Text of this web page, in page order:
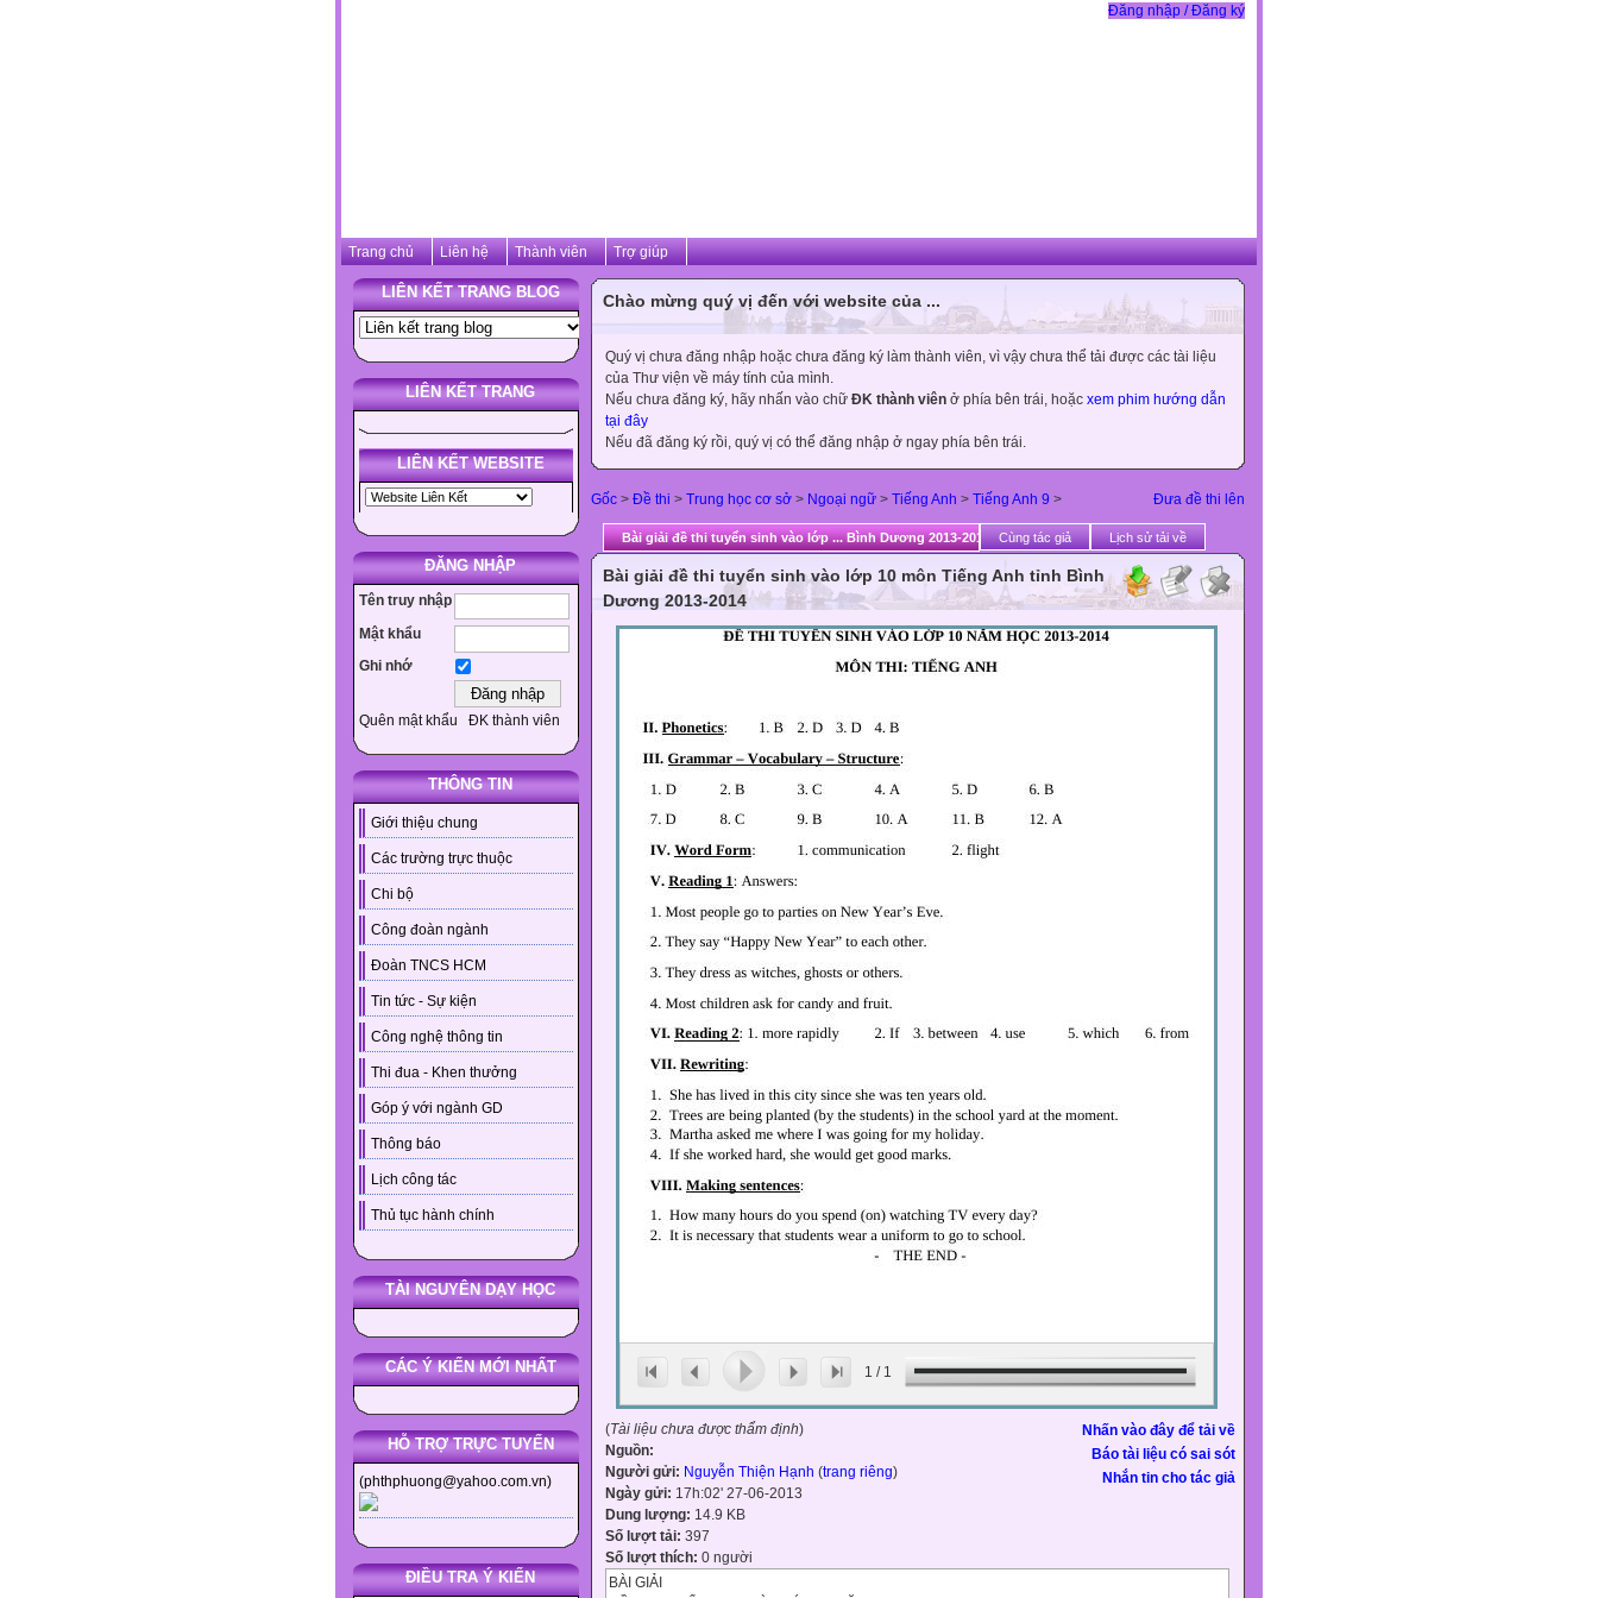
Đăng nhập / Đăng ký
Trang chủ Liên hệ Thành viên Trợ giúp
LIÊN KẾT TRANG BLOG
LIÊN KẾT TRANG
LIÊN KẾT WEBSITE
ĐĂNG NHẬP
Tên truy nhập
Mật khẩu
Ghi nhớ
Quên mật khẩu ĐK thành viên
THÔNG TIN
Giới thiệu chung
Các trường trực thuộc
Chi bộ
Công đoàn ngành
Đoàn TNCS HCM
Tin tức - Sự kiện
Công nghệ thông tin
Thi đua - Khen thưởng
Góp ý với ngành GD
Thông báo
Lịch công tác
Thủ tục hành chính
TÀI NGUYÊN DẠY HỌC
CÁC Ý KIẾN MỚI NHẤT
HỖ TRỢ TRỰC TUYẾN
(phthphuong@yahoo.com.vn)
ĐIỀU TRA Ý KIẾN
Chào mừng quý vị đến với website của ...
Quý vị chưa đăng nhập hoặc chưa đăng ký làm thành viên, vì vậy chưa thể tải được các tài liệu
của Thư viện về máy tính của mình.
Nếu chưa đăng ký, hãy nhấn vào chữ ĐK thành viên ở phía bên trái, hoặc xem phim hướng dẫn
tại đây
Nếu đã đăng ký rồi, quý vị có thể đăng nhập ở ngay phía bên trái.
Đưa đề thi lên
Gốc > Đề thi > Trung học cơ sở > Ngoại ngữ > Tiếng Anh > Tiếng Anh 9 >
Bài giải đề thi tuyển sinh vào lớp ... Bình Dương 2013-2014 Cùng tác giả Lịch sử tải về
Bài giải đề thi tuyển sinh vào lớp 10 môn Tiếng Anh tỉnh Bình
Dương 2013-2014
1 / 1
Nhấn vào đây để tải về
Báo tài liệu có sai sót
Nhắn tin cho tác giả
(Tài liệu chưa được thẩm định)
Nguồn:
Người gửi: Nguyễn Thiện Hạnh (trang riêng)
Ngày gửi: 17h:02' 27-06-2013
Dung lượng: 14.9 KB
Số lượt tải: 397
Số lượt thích: 0 người
BÀI GIẢI